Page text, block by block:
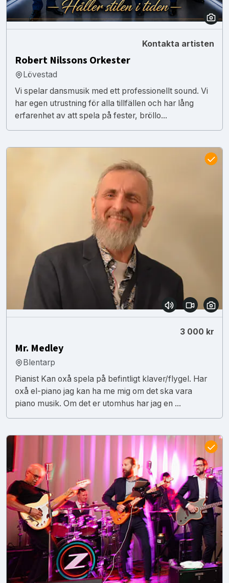
Kontakta artisten
Robert Nilssons Orkester
Lövestad
Vi spelar dansmusik med ett professionellt sound. Vi
har egen utrustning för alla tillfällen och har lång
erfarenhet av att spela på fester, bröllo...
3 000 kr
Mr. Medley
Blentarp
Pianist Kan oxå spela på befintligt klaver/flygel. Har
oxå el-piano jag kan ha me mig om det ska vara
piano musik. Om det er utomhus har jag en ...